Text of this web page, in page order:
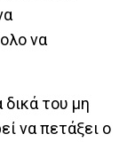
να
του μη
να πετάξει ο